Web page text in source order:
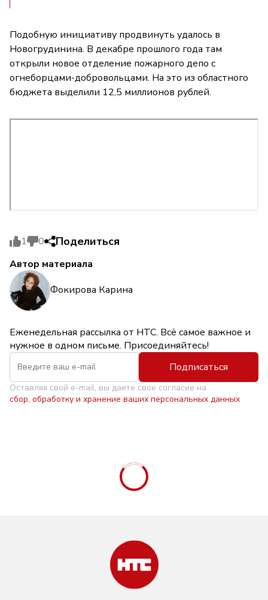
Подобную инициативу продвинуть удалось в
Новогрудинина. В декабре прошлого года там
открыли новое отделение пожарного депо с
огнеборцами-добровольцами. На это из областного
бюджета выделили 12,5 миллионов рублей.
1 0 Поделиться
Автор материала
Фокирова Карина
Еженедельная рассылка от НТС. Всё самое важное и
нужное в одном письме. Присоединяйтесь!
Подписаться
Оставляя свой e-mail, вы даете свое согласие на
сбор, обработку и хранение ваших персональных данных